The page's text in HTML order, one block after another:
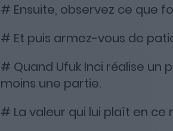
# Ensuite, observez ce que
# Et puis armez-vous de
# Quand Ufuk Inci réalise un
moins une partie.
# La valeur qui lui plaît en ce